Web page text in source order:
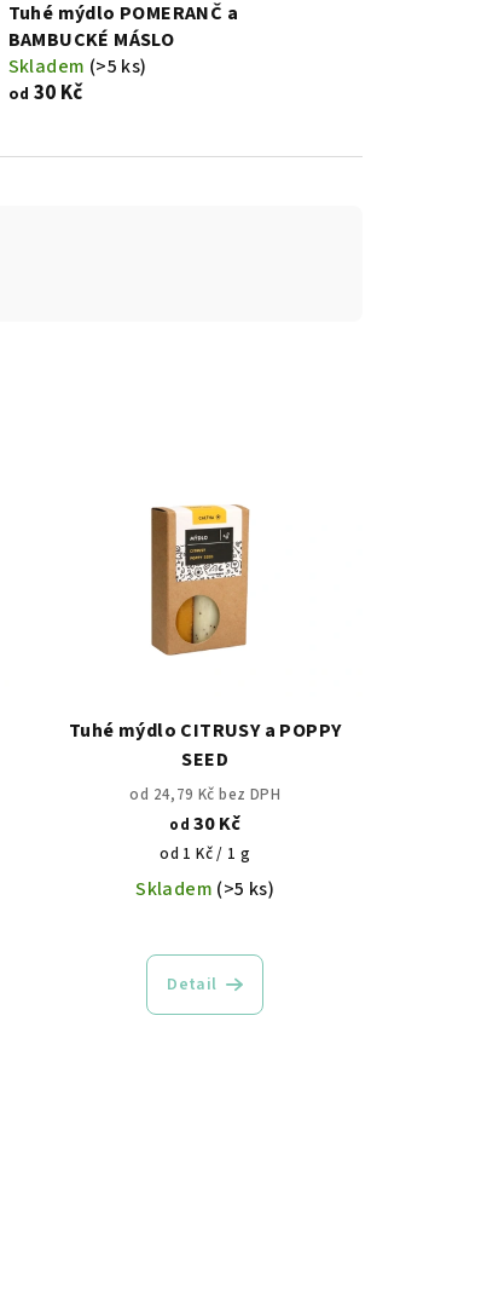
Tuhé mýdlo POMERANČ a
BAMBUCKÉ MÁSLO
Skladem (>5 ks)
od 30 Kč
Tuhé mýdlo CITRUSY a POPPY
SEED
od 24,79 Kč bez DPH
od 30 Kč
Měrná
cena:
od 1 Kč / 1 g
Skladem (>5 ks)
Detail